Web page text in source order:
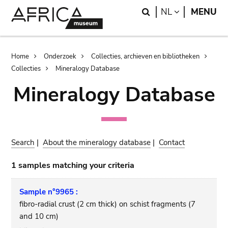
Search
NL LANGUAGE
MENU
Breadcrumb
Home Onderzoek
Collecties, archieven en bibliotheken
Collecties
Mineralogy Database
Mineralogy Database
Search |About the mineralogy database | Contact
1 samples matching your criteria
Sample n°9965 :
fibro-radial crust (2 cm thick) on schist fragments (7
and 10 cm)